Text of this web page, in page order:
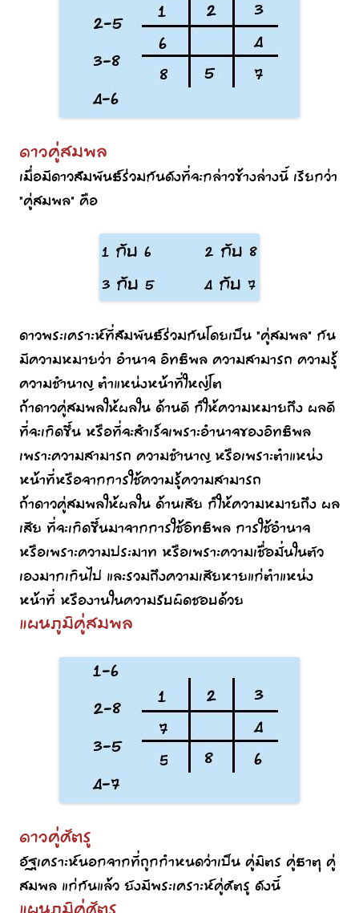
ดาวคู่สมพล
เมื่อมีดาวสัมพันธ์ร่วมกันดังที่จะกล่าวข้างล่างนี้ เรียกว่า
“คู่สมพล” คือ
ดาวพระเคราะห์ที่สัมพันธ์ร่วมกันโดยเป็น “คู่สมพล” กัน
มีความหมายว่า อำนาจ อิทธิพล ความสามารถ ความรู้
ความชำนาญ ตำแหน่งหน้าที่ใหญ่โต
ถ้าดาวคู่สมพลให้ผลใน ด้านดี ก็ให้ความหมายถึง ผลดี
ที่จะเกิดขึ้น หรือที่จะสำเร็จเพราะอำนาจของอิทธิพล
เพราะความสามารถ ความชำนาญ หรือเพราะตำแหน่ง
หน้าที่หรือจากการใช้ความรู้ความสามารถ
ถ้าดาวคู่สมพลให้ผลใน ด้านเสีย ก็ให้ความหมายถึง ผล
เสีย ที่จะเกิดขึ้นมาจากการใช้อิทธิพล การใช้อำนาจ
หรือเพราะความประมาท หรือเพราะความเชื่อมั่นในตัว
เองมากเกินไป และรวมถึงความเสียหายแก่ตำแหน่ง
หน้าที่ หรืองานในความรับผิดชอบด้วย
แผนภูมิคู่สมพล
ดาวคู่ศัตรู
อัฐเคราะห์นอกจากที่ถูกกำหนดว่าเป็น คู่มิตร คู่ธาตุ คู่
สมพล แก่กันแล้ว ยังมีพระเคราะห์คู่ศัตรู ดังนี้